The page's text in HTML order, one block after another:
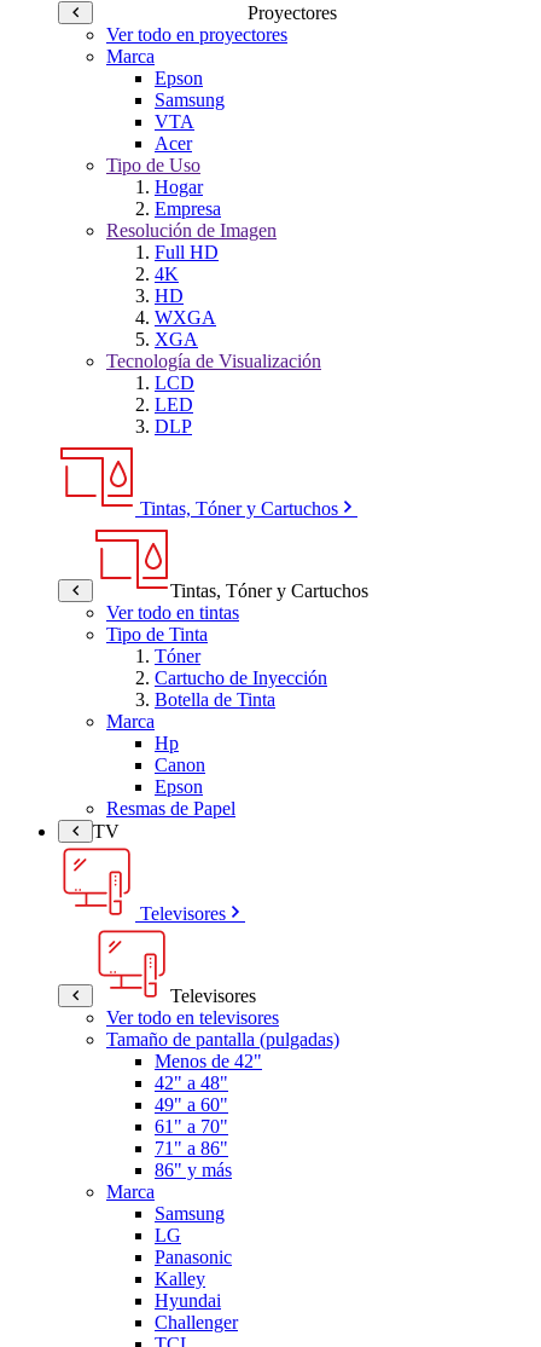
Proyectores
Ver todo en proyectores
Marca
Epson
Samsung
VTA
Acer
Tipo de Uso
Hogar
Empresa
Resolución de Imagen
Full HD
4K
HD
WXGA
XGA
Tecnología de Visualización
LCD
LED
DLP
Tintas, Tóner y Cartuchos
Tintas, Tóner y Cartuchos
Ver todo en tintas
Tipo de Tinta
Tóner
Cartucho de Inyección
Botella de Tinta
Marca
Hp
Canon
Epson
Resmas de Papel
TV
Televisores
Televisores
Ver todo en televisores
Tamaño de pantalla (pulgadas)
Menos de 42"
42" a 48"
49" a 60"
61" a 70"
71" a 86"
86" y más
Marca
Samsung
LG
Panasonic
Kalley
Hyundai
Challenger